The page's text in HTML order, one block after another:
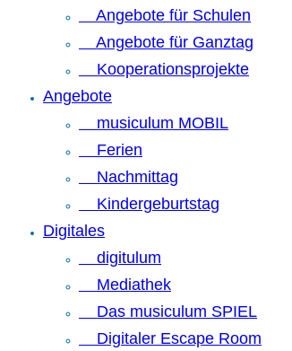
Angebote für Schulen
Angebote für Ganztag
Kooperationsprojekte
Angebote
musiculum MOBIL
Ferien
Nachmittag
Kindergeburtstag
Digitales
digitulum
Mediathek
Das musiculum SPIEL
Digitaler Escape Room